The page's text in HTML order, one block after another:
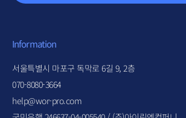
Information
서울특별시 마포구 독막로 6길 9, 2층
070-8080-3664
help@wor-pro.com